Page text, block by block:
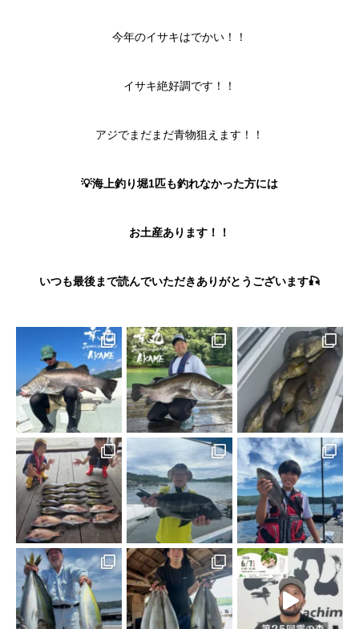
今年のイサキはでかい！！
イサキ絶好調です！！
アジでまだまだ青物狙えます！！
💡海上釣り堀1匹も釣れなかった方には
お土産あります！！
いつも最後まで読んでいただきありがとうございます🎣